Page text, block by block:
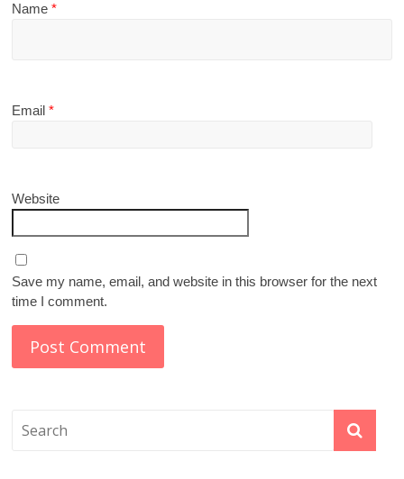
Name*
Email*
Website
Save my name, email, and website in this browser for the next
time I comment.